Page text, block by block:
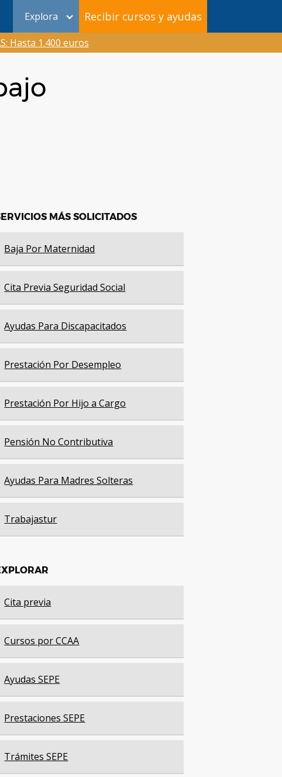
Explora Recibir cursos y ayudas
Hasta 1.400 euros
MÁS SOLICITADOS
Baja Por Maternidad
Cita Previa Seguridad Social
Ayudas Para Discapacitados
Prestación Por Desempleo
Prestación Por Hijo a Cargo
Pensión No Contributiva
Ayudas Para Madres Solteras
Trabajastur
Cita previa
Cursos por CCAA
Ayudas SEPE
Prestaciones SEPE
Trámites SEPE